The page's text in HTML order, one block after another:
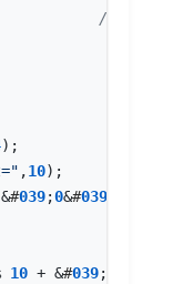
);
,10);
&#039;0&#039
10 + &#039;